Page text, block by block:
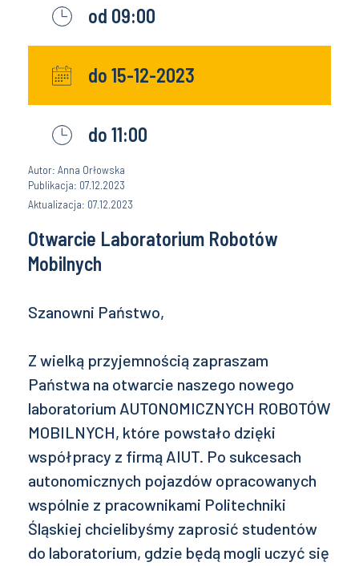
od 09:00
do 15-12-2023
do 11:00
Autor: Anna Orłowska
Publikacja: 07.12.2023
Aktualizacja: 07.12.2023
Otwarcie Laboratorium Robotów
Mobilnych
Szanowni Państwo,
Z wielką przyjemnością zapraszam
Państwa na otwarcie naszego nowego
laboratorium AUTONOMICZNYCH ROBOTÓW
MOBILNYCH, które powstało dzięki
współpracy z firmą AIUT. Po sukcesach
autonomicznych pojazdów opracowanych
wspólnie z pracownikami Politechniki
Śląskiej chcielibyśmy zaprosić studentów
do laboratorium, gdzie będą mogli uczyć się